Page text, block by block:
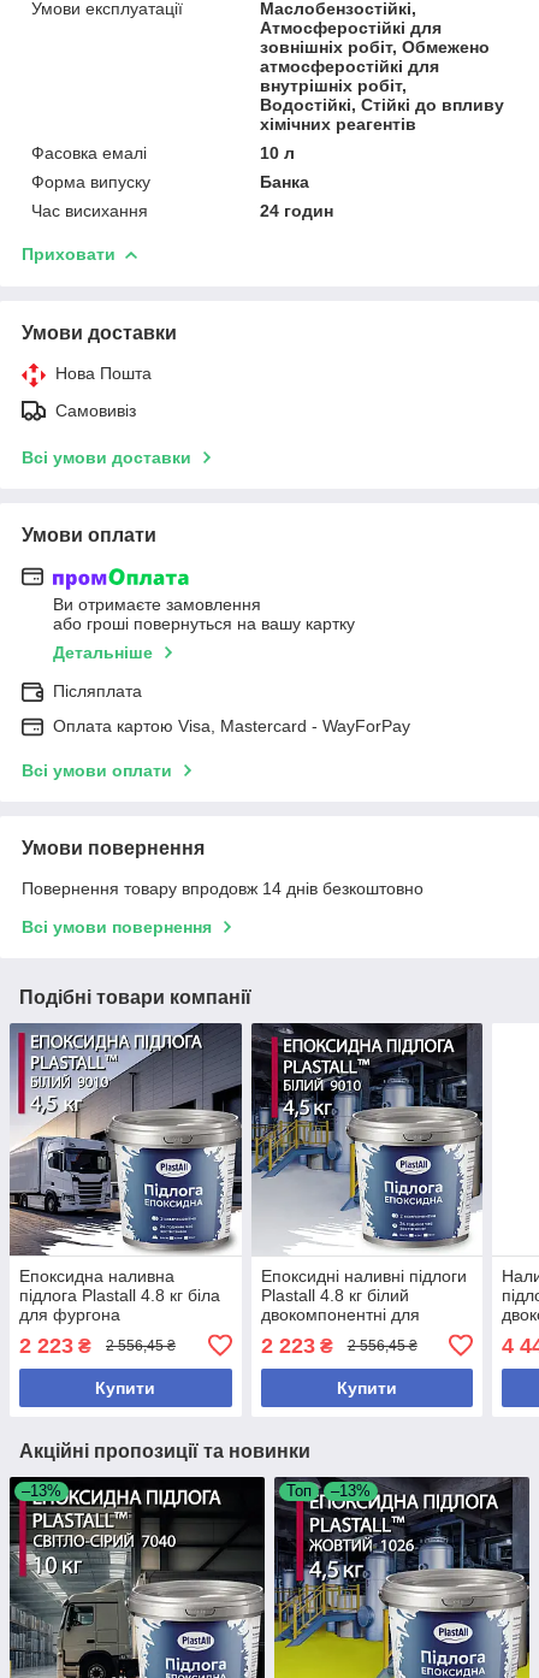
Умови експлуатації
Маслобензостійкі,
Атмосферостійкі для
зовнішніх робіт, Обмежено
атмосферостійкі для
внутрішніх робіт,
Водостійкі, Стійкі до впливу
хімічних реагентів
Фасовка емалі
10 л
Форма випуску
Банка
Час висихання
24 годин
Приховати
Умови доставки
Нова Пошта
Самовивіз
Всі умови доставки
Умови оплати
Ви отримаєте замовлення
або гроші повернуться на вашу картку
Детальніше
Післяплата
Оплата картою Visa, Mastercard - WayForPay
Всі умови оплати
Умови повернення
Повернення товару впродовж 14 днів безкоштовно
Всі умови повернення
Подібні товари компанії
Епоксидна наливна
підлога Plastall 4.8 кг біла
для фургона
зносостійка
двокомпонентна
2 223 ₴ 2 556,45 ₴
Купити
Епоксидні наливні підлоги
Plastall 4.8 кг білий
двокомпонентні для
зносостійкі
2 223₴ 2 556,45 ₴
Купити
4
Акційні пропозиції та новинки
–13% Топ –13%